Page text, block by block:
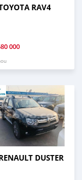
RAV4
000
DUSTER